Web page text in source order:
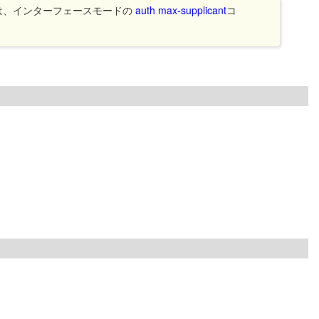
インターフェースモードのauth max-supplicantコ